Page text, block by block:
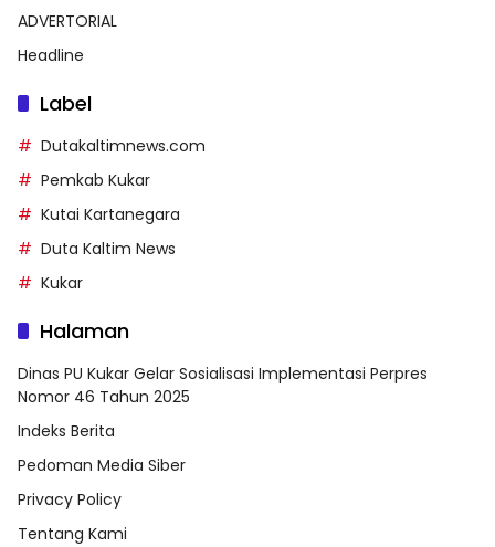
ADVERTORIAL
Headline
Label
Dutakaltimnews.com
Pemkab Kukar
Kutai Kartanegara
Duta Kaltim News
Kukar
Halaman
Dinas PU Kukar Gelar Sosialisasi Implementasi Perpres
Nomor 46 Tahun 2025
Indeks Berita
Pedoman Media Siber
Privacy Policy
Tentang Kami